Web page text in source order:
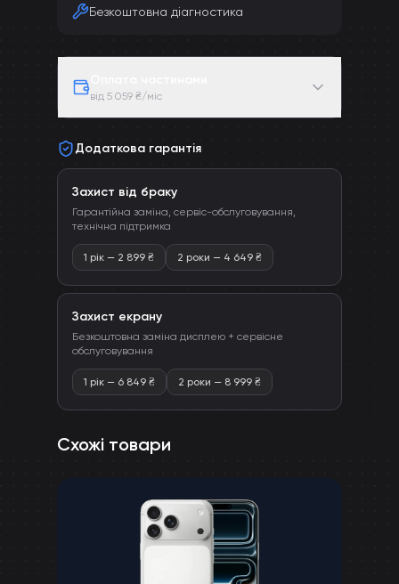
Безкоштовна діагностика
від 5 059 ₴/міс
Додаткова гарантія
Захист від браку
Гарантійна заміна, сервіс-обслуговування,
технічна підтримка
1 рік — 2 899 ₴ 2 роки — 4 649 ₴
Захист екрану
Безкоштовна заміна дисплею + сервісне
обслуговування
1 рік — 6 849 ₴ 2 роки — 8 999 ₴
Схожі товари